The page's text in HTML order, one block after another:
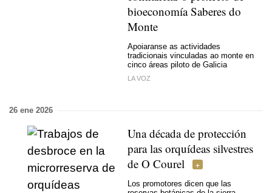
bioeconomía Saberes do
Monte
Apoiaranse as actividades
tradicionais vinculadas ao monte en
cinco áreas piloto de Galicia
LA VOZ
26 ene 2026
Una década de protección
para las orquídeas silvestres
de O Courel
Los promotores dicen que las